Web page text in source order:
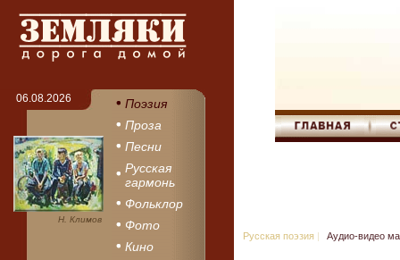
06.08.2026
Н. Климов
Поэзия
Проза
Песни
Русская
гармонь
Фольклор
Фото
Кино
Русская поэзия | Аудио-видео